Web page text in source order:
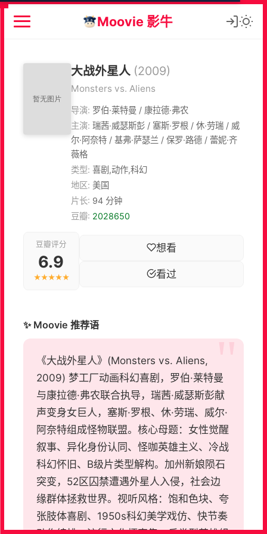
Moovie 影牛
大战外星人 (2009)
Monsters vs. Aliens
导演: 罗伯·莱特曼 / 康拉德·弗农
主演: 瑞茜·威瑟斯彭 / 塞斯·罗根 / 休·劳瑞 / 威
尔·阿奈特 / 基弗·萨瑟兰 / 保罗·路德 / 蕾妮·齐
薇格
类型: 喜剧,动作,科幻
地区: 美国
片长: 94 分钟
豆瓣: 2028650
豆瓣评分
6.9
★★★★★
想看
看过
✨ Moovie 推荐语
《大战外星人》(Monsters vs. Aliens,
2009) 梦工厂动画科幻喜剧，罗伯·莱特曼
与康拉德·弗农联合执导，瑞茜·威瑟斯彭献
声变身女巨人，塞斯·罗根、休·劳瑞、威尔·
阿奈特组成怪物联盟。核心母题：女性觉醒
叙事、异化身份认同、怪咖英雄主义、冷战
科幻怀旧、B级片类型解构。加州新娘陨石
突变，52区囚禁遭遇外星人入侵，社会边
缘群体拯救世界。视听风格：饱和色块、夸
张肢体喜剧、1950s科幻美学戏仿、快节奏